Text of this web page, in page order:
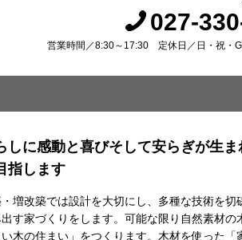
027-
営業時間／8:30～17:30 定休日／日・祝・
しに感動と喜びそして安らぎが生ま
指します
増改築では設計を大切にし、多種な技術を切
す家づくりをします。可能な限り自然素材の
木の住まい」をつくります。木材を使った「